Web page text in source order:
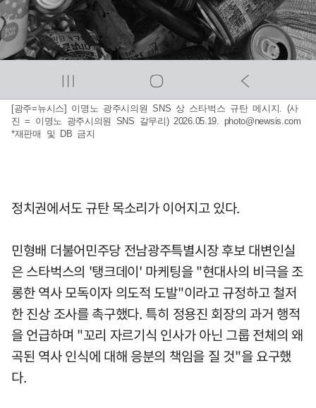
[광주=뉴시스] 이명노 광주시의원 SNS 상 스타벅스 규탄 메시지. (사
진 = 이명노 광주시의원 SNS 갈무리) 2026.05.19. photo@newsis.com
*재판매 및 DB 금지
정치권에서도 규탄 목소리가 이어지고 있다.
민형배 더불어민주당 전남광주특별시장 후보 대변인실
은 스타벅스의 '탱크데이' 마케팅을 "현대사의 비극을 조
롱한 역사 모독이자 의도적 도발"이라고 규정하고 철저
한 진상 조사를 촉구했다. 특히 정용진 회장의 과거 행적
을 언급하며 "꼬리 자르기식 인사가 아닌 그룹 전체의 왜
곡된 역사 인식에 대해 응분의 책임을 질 것"을 요구했
다.